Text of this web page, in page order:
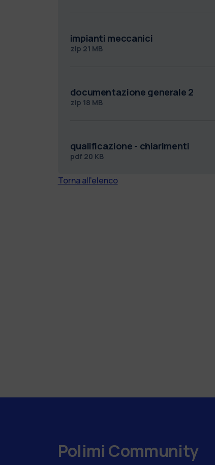
impianti meccanici
zip 21 MB
documentazione generale 2
zip 18 MB
qualificazione - chiarimenti
pdf 20 KB
Torna all'elenco
Polimi Community